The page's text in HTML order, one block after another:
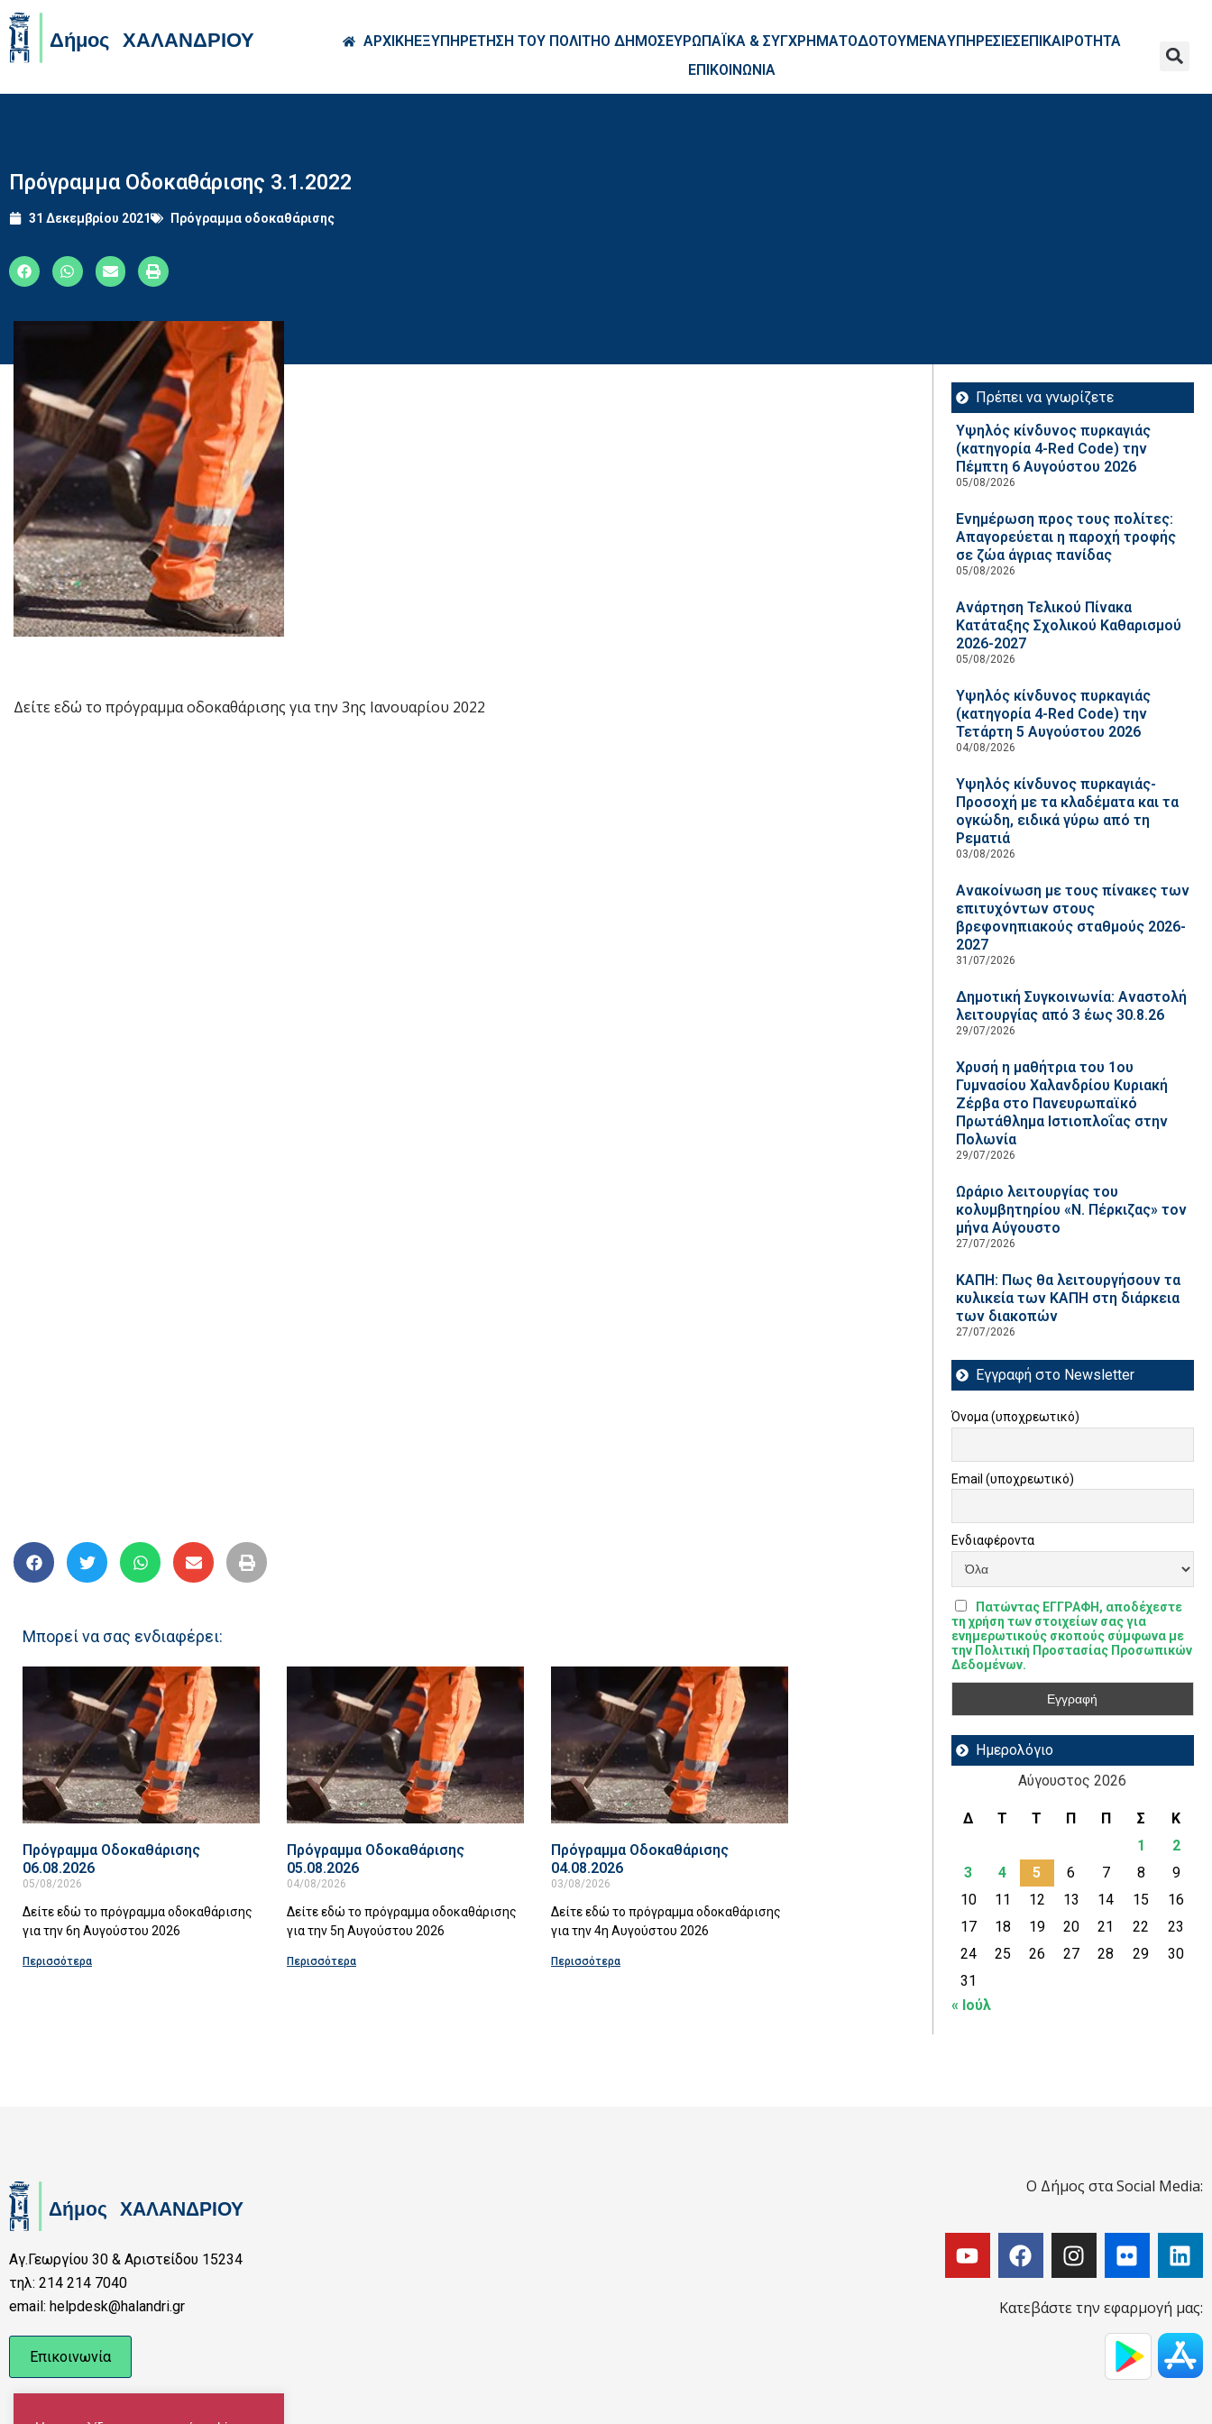
ΑΡΧΙΚΗΕΞΥΠΗΡΕΤΗΣΗ ΤΟΥ ΠΟΛΙΤΗΟ ΔΗΜΟΣΕΥΡΩΠΑΪΚΑ & ΣΥΓΧΡΗΜΑΤΟΔΟΤΟΥΜΕΝΑΥΠΗΡΕΣΙΕΣΕΠΙΚΑΙΡΟΤΗΤΑ
ΕΠΙΚΟΙΝΩΝΙΑ
Πρόγραμμα Οδοκαθάρισης 3.1.2022
31 Δεκεμβρίου 2021 Πρόγραμμα οδοκαθάρισης
Δείτε εδώ το πρόγραμμα οδοκαθάρισης για την 3ης Ιανουαρίου 2022
Μπορεί να σας ενδιαφέρει:
Πρόγραμμα Οδοκαθάρισης
06.08.2026
05/08/2026
Δείτε εδώ το πρόγραμμα οδοκαθάρισης
για την 6η Αυγούστου 2026
Περισσότερα
Πρόγραμμα Οδοκαθάρισης
05.08.2026
04/08/2026
Δείτε εδώ το πρόγραμμα οδοκαθάρισης
για την 5η Αυγούστου 2026
Περισσότερα
Πρόγραμμα Οδοκαθάρισης
04.08.2026
03/08/2026
Δείτε εδώ το πρόγραμμα οδοκαθάρισης
για την 4η Αυγούστου 2026
Περισσότερα
Πρέπει να γνωρίζετε
Υψηλός κίνδυνος πυρκαγιάς
(κατηγορία 4-Red Code) την
Πέμπτη 6 Αυγούστου 2026
05/08/2026
Ενημέρωση προς τους πολίτες:
Απαγορεύεται η παροχή τροφής
σε ζώα άγριας πανίδας
05/08/2026
Ανάρτηση Τελικού Πίνακα
Κατάταξης Σχολικού Καθαρισμού
2026-2027
05/08/2026
Υψηλός κίνδυνος πυρκαγιάς
(κατηγορία 4-Red Code) την
Τετάρτη 5 Αυγούστου 2026
04/08/2026
Υψηλός κίνδυνος πυρκαγιάς-
Προσοχή με τα κλαδέματα και τα
ογκώδη, ειδικά γύρω από τη
Ρεματιά
03/08/2026
Ανακοίνωση με τους πίνακες των
επιτυχόντων στους
βρεφονηπιακούς σταθμούς 2026-
2027
31/07/2026
Δημοτική Συγκοινωνία: Αναστολή
λειτουργίας από 3 έως 30.8.26
29/07/2026
Χρυσή η μαθήτρια του 1ου
Γυμνασίου Χαλανδρίου Κυριακή
Ζέρβα στο Πανευρωπαϊκό
Πρωτάθλημα Ιστιοπλοΐας στην
Πολωνία
29/07/2026
Ωράριο λειτουργίας του
κολυμβητηρίου «Ν. Πέρκιζας» τον
μήνα Αύγουστο
27/07/2026
ΚΑΠΗ: Πως θα λειτουργήσουν τα
κυλικεία των ΚΑΠΗ στη διάρκεια
των διακοπών
27/07/2026
Εγγραφή στο Newsletter
Όνομα (υποχρεωτικό)
Email (υποχρεωτικό)
Ενδιαφέροντα
Πατώντας ΕΓΓΡΑΦΗ, αποδέχεστε
τη χρήση των στοιχείων σας για
ενημερωτικούς σκοπούς σύμφωνα με
την Πολιτική Προστασίας Προσωπικών
Δεδομένων.
Ημερολόγιο
Αύγουστος 2026
Δ Τ Τ Π Π Σ
Κ
1
2
3
4 5 6 7 8
9
10
11 12 13 14 15
16
17
18 19 20 21 22
23
24
25 26 27 28 29
30
31
« Ιούλ
Αγ.Γεωργίου 30 & Αριστείδου 15234
τηλ: 214 214 7040
email: helpdesk@halandri.gr
Επικοινωνία
Ο Δήμος στα Social Media:
Κατεβάστε την εφαρμογή μας: